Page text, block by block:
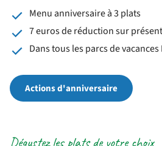
Menu anniversaire à 3 plats
7 euros de réduction sur
Dans tous les parcs de vacances
Actions d'anniversaire
Dégustez les plats de votre choix